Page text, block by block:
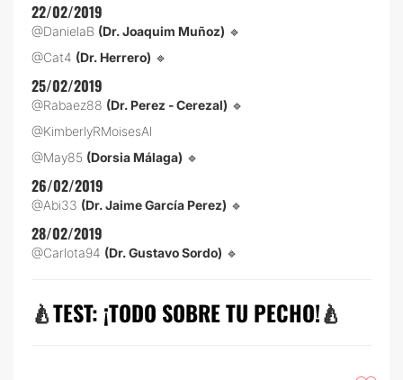
22/02/2019
@DanielaB (Dr. Joaquim Muñoz) 🔹
@Cat4 (Dr. Herrero) 🔹
25/02/2019
@Rabaez88 (Dr. Perez - Cerezal) 🔹
@KimberlyRMoisesAl
@May85 (Dorsia Málaga) 🔹
26/02/2019
@Abi33 (Dr. Jaime García Perez) 🔹
28/02/2019
@Carlota94 (Dr. Gustavo Sordo) 🔹
🍐TEST: ¡TODO SOBRE TU PECHO!🍐